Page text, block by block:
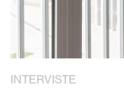
INTERVISTE